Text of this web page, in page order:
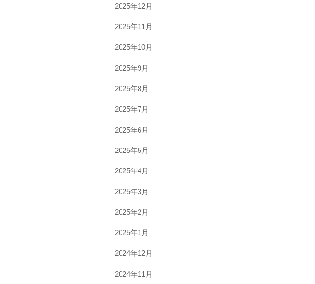
2025年12月
2025年11月
2025年10月
2025年9月
2025年8月
2025年7月
2025年6月
2025年5月
2025年4月
2025年3月
2025年2月
2025年1月
2024年12月
2024年11月